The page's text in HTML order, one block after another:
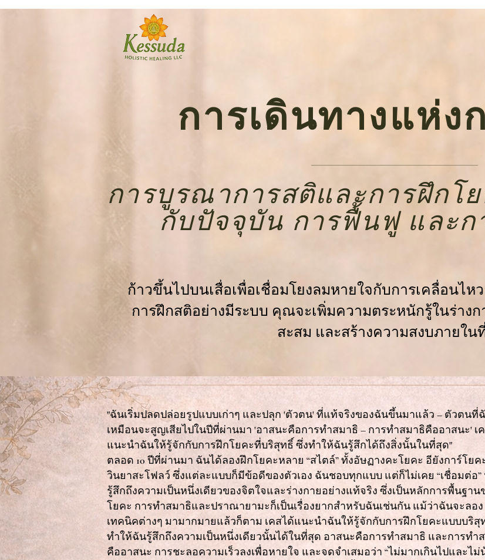
การบูรณาการสติและการฝึกโ
กับปัจจุบัน การฟื้นฟู และก
ก้าวขึ้นไปบนเสื่อเพื่อเชื่อมโยงลมหายใจกับการเคลื่อนไ
การฝึกสติอย่างมีระบบ คุณจะเพิ่มความตระหนักรู้ในร่าง
สะสม และสร้างความสงบภายใน
การเดินทางแห่ง
"ฉันเริ่มปลดปล่อยรูปแบบเก่าๆ และปลุก 'ตัวตน' ที่แท้จริงของฉันขึ้นมาแล้ว – ตัวตนที่
เหมือนจะสูญเสียไปในปีที่ผ่านมา 'อาสนะคือการทำสมาธิ – การทำสมาธิคืออาสนะ' เ
แนะนำฉันให้รู้จักกับการฝึกโยคะที่บริสุทธิ์ ซึ่งทำให้ฉันรู้สึกได้ถึงสิ่งนั้นในที่สุด"
ตลอด 10 ปีที่ผ่านมา ฉันได้ลองฝึกโยคะหลาย “สไตล์” ทั้งอัษฏางคะโยคะ อียังการ์โยค
วินยาสะโฟลว์ ซึ่งแต่ละแบบก็มีข้อดีของตัวเอง ฉันชอบทุกแบบ แต่ก็ไม่เคย “เชื่อมต่อ”
รู้สึกถึงความเป็นหนึ่งเดียวของจิตใจและร่างกายอย่างแท้จริง ซึ่งเป็นหลักการพื้นฐาน
โยคะ การทำสมาธิและปราณายามะก็เป็นเรื่องยากสำหรับฉันเช่นกัน แม้ว่าฉันจะลอง
เทคนิคต่างๆ มามากมายแล้วก็ตาม เคสได้แนะนำฉันให้รู้จักกับการฝึกโยคะแบบบริสุ
ทำให้ฉันรู้สึกถึงความเป็นหนึ่งเดียวนั้นได้ในที่สุด อาสนะคือการทำสมาธิ และการทำ
คืออาสนะ การชะลอความเร็วลงเพื่อหายใจ และจดจำเสมอว่า “ไม่มากเกินไปและไม่